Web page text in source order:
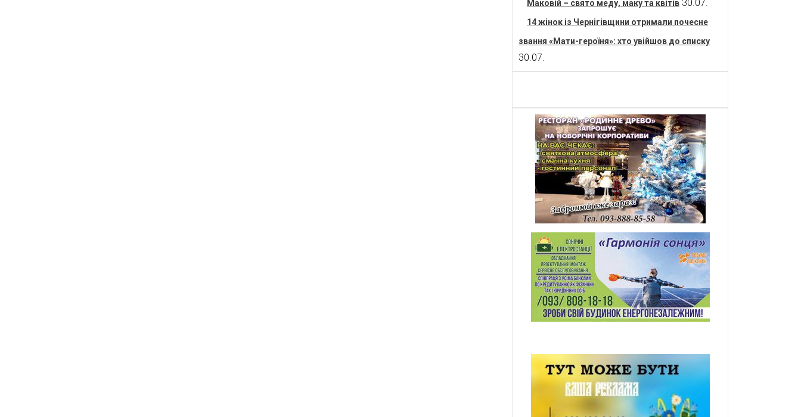
Маковій – свято меду, маку та квітів 30.07.
14 жінок із Чернігівщини отримали почесне
звання «Мати-героїня»: хто увійшов до списку
30.07.